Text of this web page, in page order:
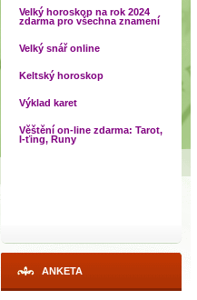
Velký horoskop na rok 2024
zdarma pro všechna znamení
Velký snář online
Keltský horoskop
Výklad karet
Věštění on-line zdarma: Tarot,
I-ťing, Runy
ANKETA